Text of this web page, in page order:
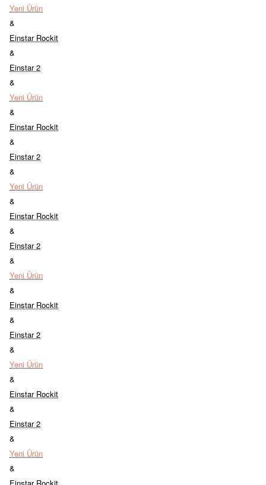
Yeni Ürün
&
Einstar Rockit
&
Einstar 2
&
Yeni Ürün
&
Einstar Rockit
&
Einstar 2
&
Yeni Ürün
&
Einstar Rockit
&
Einstar 2
&
Yeni Ürün
&
Einstar Rockit
&
Einstar 2
&
Yeni Ürün
&
Einstar Rockit
&
Einstar 2
&
Yeni Ürün
&